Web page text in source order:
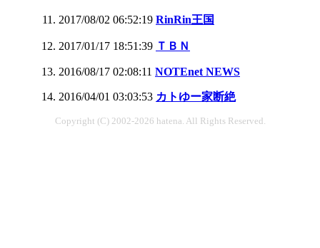
2017/08/02 06:52:19 RinRin王国
2017/01/17 18:51:39 ＴＢＮ
2016/08/17 02:08:11 NOTEnet NEWS
2016/04/01 03:03:53 カトゆー家断絶
Copyright (C) 2002-2026 hatena. All Rights Reserved.